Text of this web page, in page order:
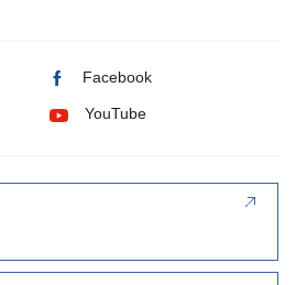
Facebook
YouTube